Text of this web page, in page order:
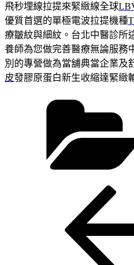
飛秒埋線拉提來緊緻線全球
優質首選的單極電波拉提機種
療皺紋與細紋。台北中醫診所
養師為您做完善醫療無論服務
別的專營做為當舖典當企業及
皮發膠原蛋白新生收縮達緊緻